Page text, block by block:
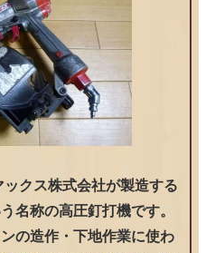
クス株式会社が製造する
名称の高圧釘打機です。
の造作・下地作業に使わ